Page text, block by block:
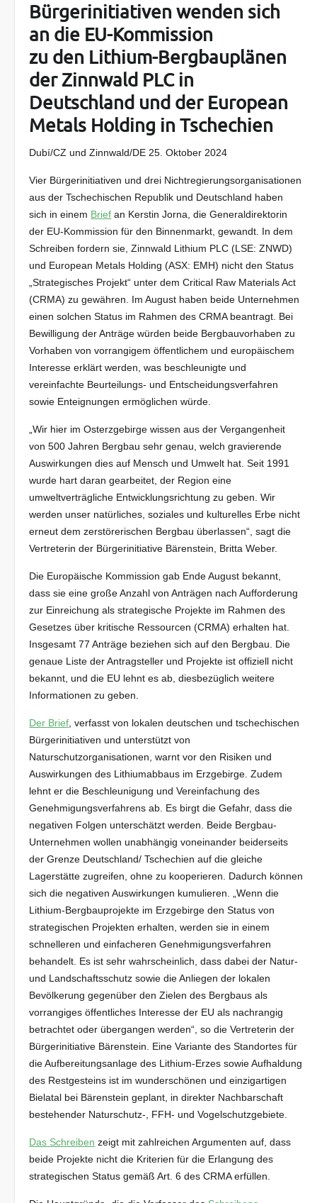
Bürgerinitiativen wenden sich
an die EU-Kommission
zu den Lithium-Bergbauplänen
der Zinnwald PLC in
Deutschland und der European
Metals Holding in Tschechien
Dubí/CZ und Zinnwald/DE 25. Oktober 2024
Vier Bürgerinitiativen und drei Nichtregierungsorganisationen
aus der Tschechischen Republik und Deutschland haben
sich in einem Brief an Kerstin Jorna, die Generaldirektorin
der EU-Kommission für den Binnenmarkt, gewandt. In dem
Schreiben fordern sie, Zinnwald Lithium PLC (LSE: ZNWD)
und European Metals Holding (ASX: EMH) nicht den Status
„Strategisches Projekt“ unter dem Critical Raw Materials Act
(CRMA) zu gewähren. Im August haben beide Unternehmen
einen solchen Status im Rahmen des CRMA beantragt. Bei
Bewilligung der Anträge würden beide Bergbauvorhaben zu
Vorhaben von vorrangigem öffentlichem und europäischem
Interesse erklärt werden, was beschleunigte und
vereinfachte Beurteilungs- und Entscheidungsverfahren
sowie Enteignungen ermöglichen würde.
„Wir hier im Osterzgebirge wissen aus der Vergangenheit
von 500 Jahren Bergbau sehr genau, welch gravierende
Auswirkungen dies auf Mensch und Umwelt hat. Seit 1991
wurde hart daran gearbeitet, der Region eine
umweltverträgliche Entwicklungsrichtung zu geben. Wir
werden unser natürliches, soziales und kulturelles Erbe nicht
erneut dem zerstörerischen Bergbau überlassen“, sagt die
Vertreterin der Bürgerinitiative Bärenstein, Britta Weber.
Die Europäische Kommission gab Ende August bekannt,
dass sie eine große Anzahl von Anträgen nach Aufforderung
zur Einreichung als strategische Projekte im Rahmen des
Gesetzes über kritische Ressourcen (CRMA) erhalten hat.
Insgesamt 77 Anträge beziehen sich auf den Bergbau. Die
genaue Liste der Antragsteller und Projekte ist offiziell nicht
bekannt, und die EU lehnt es ab, diesbezüglich weitere
Informationen zu geben.
Der Brief , verfasst von lokalen deutschen und tschechischen
Bürgerinitiativen und unterstützt von
Naturschutzorganisationen, warnt vor den Risiken und
Auswirkungen des Lithiumabbaus im Erzgebirge. Zudem
lehnt er die Beschleunigung und Vereinfachung des
Genehmigungsverfahrens ab. Es birgt die Gefahr, dass die
negativen Folgen unterschätzt werden. Beide Bergbau-
Unternehmen wollen unabhängig voneinander beiderseits
der Grenze Deutschland/ Tschechien auf die gleiche
Lagerstätte zugreifen, ohne zu kooperieren. Dadurch können
sich die negativen Auswirkungen kumulieren. „Wenn die
Lithium-Bergbauprojekte im Erzgebirge den Status von
strategischen Projekten erhalten, werden sie in einem
schnelleren und einfacheren Genehmigungsverfahren
behandelt. Es ist sehr wahrscheinlich, dass dabei der Natur-
und Landschaftsschutz sowie die Anliegen der lokalen
Bevölkerung gegenüber den Zielen des Bergbaus als
vorrangiges öffentliches Interesse der EU als nachrangig
betrachtet oder übergangen werden“, so die Vertreterin der
Bürgerinitiative Bärenstein. Eine Variante des Standortes für
die Aufbereitungsanlage des Lithium-Erzes sowie Aufhaldung
des Restgesteins ist im wunderschönen und einzigartigen
Bielatal bei Bärenstein geplant, in direkter Nachbarschaft
bestehender Naturschutz-, FFH- und Vogelschutzgebiete.
Das Schreiben zeigt mit zahlreichen Argumenten auf, dass
beide Projekte nicht die Kriterien für die Erlangung des
strategischen Status gemäß Art. 6 des CRMA erfüllen.